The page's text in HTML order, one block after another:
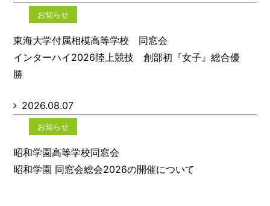
お知らせ
東海大学付属相模高等学校 同窓会
インターハイ2026陸上競技 創部初『女子』総合優
勝
2026.08.07
お知らせ
昭和学園高等学校同窓会
昭和学園 同窓会総会2026の開催について